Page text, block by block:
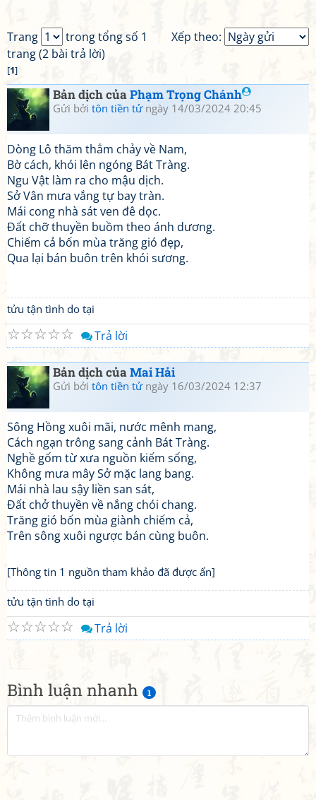
Bình luận nhanh 1
Xếp theo:
Trang
trong tổng số 1
trang (2 bài trả lời)
[1]
Bản dịch củaPhạm Trọng Chánh
Gửi bởi tôn tiền tửngày 14/03/2024 20:45
Dòng Lô thăm thẳm chảy về Nam,
Bờ cách, khói lên ngóng Bát Tràng.
Ngu Vật làm ra cho mậu dịch.
Sở Vân mưa vắng tự bay tràn.
Mái cong nhà sát ven đê dọc.
Đất chỡ thuyền buồm theo ánh dương.
Chiếm cả bốn mùa trăng gió đẹp,
Qua lại bán buôn trên khói sương.
tửu tận tình do tại
☆
☆
☆
☆
☆ Trả lời
Bản dịch củaMai Hải
Gửi bởi tôn tiền tửngày 16/03/2024 12:37
Sông Hồng xuôi mãi, nước mênh mang,
Cách ngạn trông sang cảnh Bát Tràng.
Nghề gốm từ xưa nguồn kiếm sống,
Không mưa mây Sở mặc lang bang.
Mái nhà lau sậy liền san sát,
Đất chở thuyền về nắng chói chang.
Trăng gió bốn mùa giành chiếm cả,
Trên sông xuôi ngược bán cùng buôn.
[Thông tin 1 nguồn tham khảo đã được ẩn]
tửu tận tình do tại
☆
☆
☆
☆
☆ Trả lời